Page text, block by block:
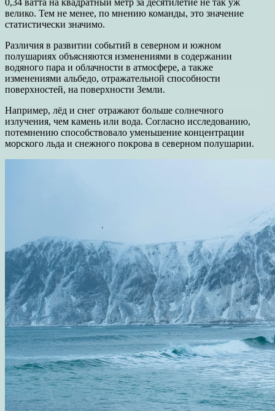
велико. Тем не менее, по мнению команды, это значение
статистически значимо.
Различия в развитии событий в северном и южном
полушариях объясняются изменениями в содержании
водяного пара и облачности в атмосфере, а также
изменениями альбедо, отражательной способности
поверхностей, на поверхности Земли.
Например, лёд и снег отражают больше солнечного
излучения, чем камень или вода. Согласно исследованию,
потемнению способствовало уменьшение концентрации
морского льда и снежного покрова в северном полушарии.